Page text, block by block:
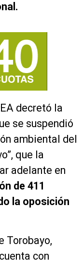
decretó la
se suspendió
ambiental del
que la
adelante en
de 411
la oposición
Torobayo,
con